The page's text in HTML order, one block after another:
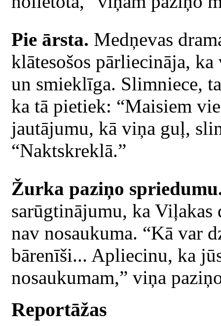
Pie ārsta. Medņevas
klātesošos pārliecināja,
un smieklīga. Slimniece,
ka tā pietiek: “Maisiem
jautājumu, kā viņa guļ,
“Naktskreklā.”
Žurka paziņo
sarūgtinājumu, ka
nav nosaukuma. “Kā var
bārenīši... Apliecinu, ka
nosaukumam,” viņa
Reportāžas